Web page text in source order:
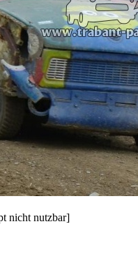
nicht nutzbar]